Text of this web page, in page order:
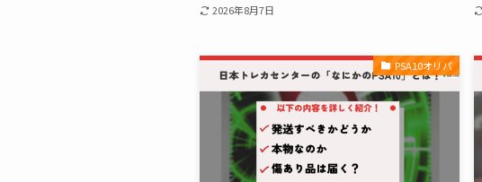
2026年8月7日
PSA10オリパ